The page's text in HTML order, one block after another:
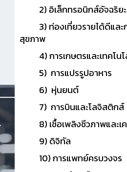
2) อิเล็กทรอนิกส์อัจฉริยะ
3) ท่องเที่ยวรายได้ดีและก
สุขภาพ
4) การเกษตรและเทคโน
5) การแปรรูปอาหาร
6) หุ่นยนต์
7) การบินและโลจิสติกส์
8) เชื้อเพลิงชีวภาพและเ
9) ดิจิทัล
10) การแพทย์ครบวงจร